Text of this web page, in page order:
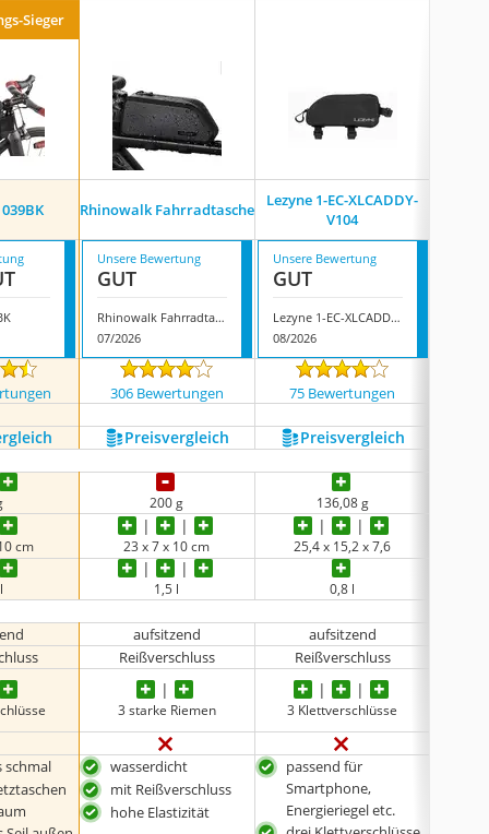
Sieger
Rhinowalk Fahrradtasche
Lezyne 1-EC-XLCADDY-
V104
Unsere Bewertung
GUT
Rhinowalk Fahrradtasche
07/2026
Unsere Bewertung
GUT
Lezyne 1-EC-XLCADDY-V104
08/2026
306 Bewertungen 75 Bewertungen
Preis­vergleich Preis­vergleich
200 g 136,08 g
cm ‎23 x 7 x 10 cm 25,4 x 15,2 x 7,6
1,5 l 0,8 l
aufsitzend aufsitzend
Reißverschluss Reißverschluss
3 starke Riemen 3 Klettverschlüsse
schmal
wasserdicht
mit Reißverschluss
hohe Elastizität
passend für
Smartphone,
Energieriegel etc.